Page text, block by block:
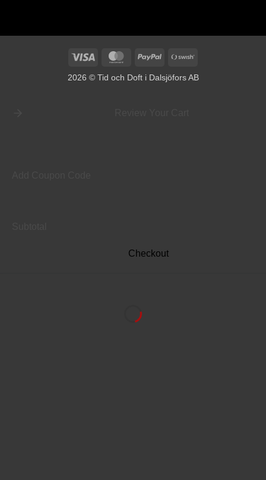
Visa MasterCardPayPal
Swish
2026 © Tid och Doft i Dalsjöfors AB
Checkout